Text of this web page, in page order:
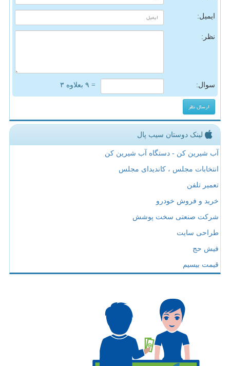
ایمیل:
نظر:
سوال: = ۹ بعلاوه ۳
لینک دوستان سیب پال
آب شیرین کن - دستگاه آب شیرین کن
انتخابات مجلس ، کاندیدای مجلس
تعمیر تلفن
خرید و فروش خودرو
شرکت صنعتی سخت پوشش
طراحی سایت
فیش حج
قیمت بیسیم